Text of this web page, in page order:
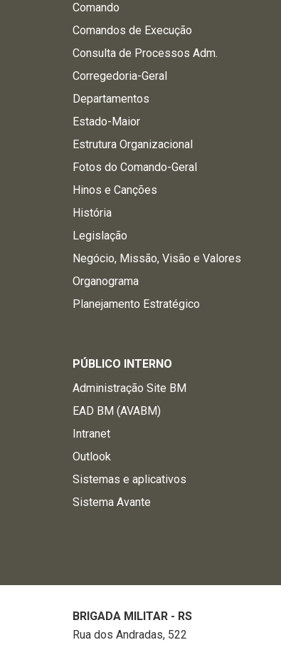
Comando
Comandos de Execução
Consulta de Processos Adm.
Corregedoria-Geral
Departamentos
Estado-Maior
Estrutura Organizacional
Fotos do Comando-Geral
Hinos e Canções
História
Legislação
Negócio, Missão, Visão e Valores
Organograma
Planejamento Estratégico
PÚBLICO INTERNO
Administração Site BM
EAD BM (AVABM)
Intranet
Outlook
Sistemas e aplicativos
Sistema Avante
BRIGADA MILITAR - RS
Rua dos Andradas, 522